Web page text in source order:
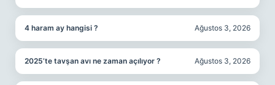
4 haram ay hangisi ? Ağustos 3, 2026
2025’te tavşan avı ne zaman açılıyor ? Ağustos 3, 2026